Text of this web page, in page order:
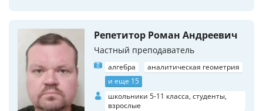
Репетитор Роман Андреевич
Частный преподаватель
алгебра
аналитическая геометрия
и еще 15
школьники 5-11 класса, студенты,
взрослые